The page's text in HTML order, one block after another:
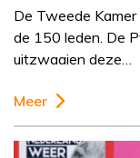
De Tweede
de 150 leden. De
uitzwaaien deze…
Meer